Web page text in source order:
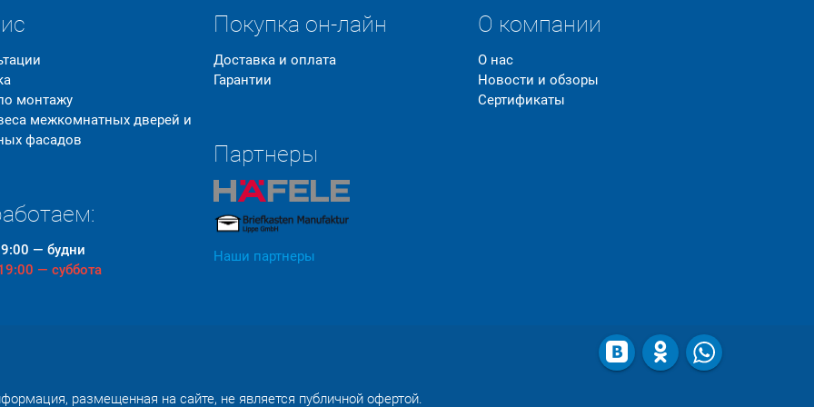
монтажу
межкомнатных дверей и
фасадов
— будни
— суббота
Покупка он-лайн
Доставка и оплата
Гарантии
Партнеры
Наши партнеры
О компании
О нас
Новости и обзоры
Сертификаты
размещенная на сайте, не является публичной офертой.